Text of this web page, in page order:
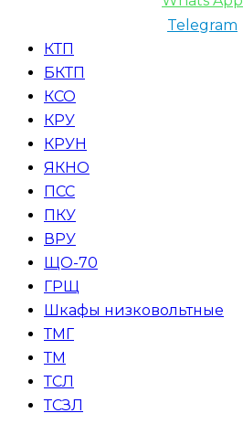
Telegram
КТП
БКТП
КСО
КРУ
КРУН
ЯКНО
ПСС
ПКУ
ВРУ
ЩО-70
ГРЩ
Шкафы низковольтные
ТМГ
ТМ
ТСЛ
ТСЗЛ